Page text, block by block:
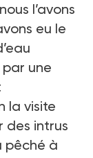
l’avons
eu le
une
la visite
des intrus
pêché à